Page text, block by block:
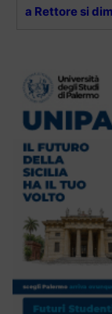
a Rettore si